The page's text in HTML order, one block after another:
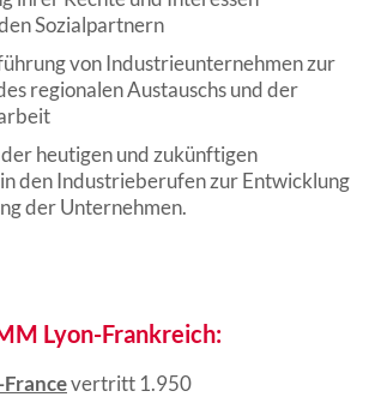
Sozialpartnern
von Industrieunternehmen zur
regionalen Austauschs und der
heutigen und zukünftigen
den Industrieberufen zur Entwicklung
der Unternehmen.
Lyon-Frankreich:
vertritt 1.950